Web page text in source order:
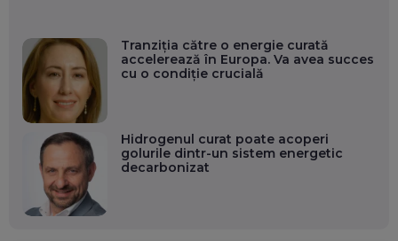
Tranziția către o energie curată
accelerează în Europa. Va avea succes
cu o condiție crucială
Hidrogenul curat poate acoperi
golurile dintr-un sistem energetic
decarbonizat